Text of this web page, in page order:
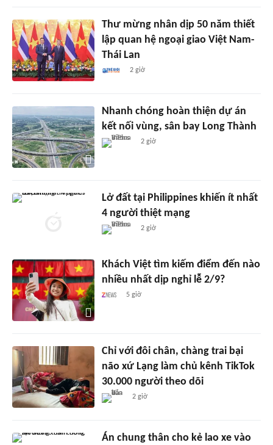
Thư mừng nhân dịp 50 năm thiết
lập quan hệ ngoại giao Việt Nam-
Thái Lan
2 giờ
Nhanh chóng hoàn thiện dự án
kết nối vùng, sân bay Long Thành
2 giờ
Lở đất tại Philippines khiến ít nhất
4 người thiệt mạng
2 giờ
Khách Việt tìm kiếm điểm đến nào
nhiều nhất dịp nghỉ lễ 2/9?
5 giờ
Chỉ với đôi chân, chàng trai bại
não xứ Lạng làm chủ kênh TikTok
30.000 người theo dõi
2 giờ
Án chung thân cho kẻ lao xe vào